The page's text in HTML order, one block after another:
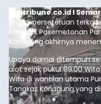
balitribune.co.id I
terjadi perseteruan
Kawitan, Pasemetonan
Koriagung akhirnya
pada Minggu (9/8/2026).
Upaya damai ditempuh
alot sejak pukul 09.00
Wita di wantilan utama
Tangkas Koriagung,yang
kedua belah pihak yang